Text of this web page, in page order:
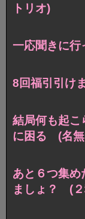
トリオ)
一応聞きに
8回福引引け
結局何も起こ
に困る (名
あと６つ集
ましょ？ (